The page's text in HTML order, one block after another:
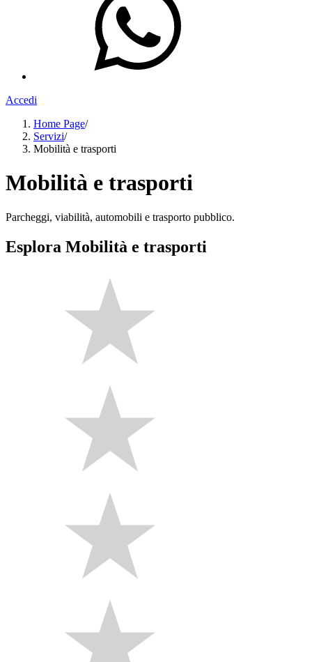
Accedi
Home Page/
Servizi/
Mobilità e trasporti
Mobilità e trasporti
Parcheggi, viabilità, automobili e trasporto pubblico.
Esplora Mobilità e trasporti